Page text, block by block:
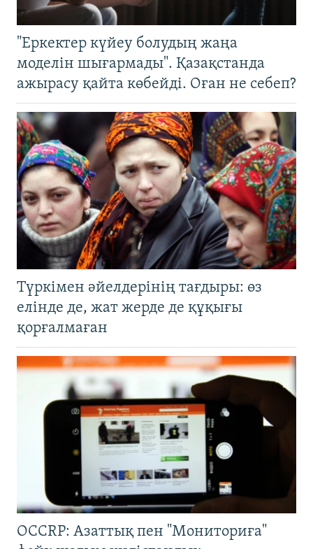
"Еркектер күйеу болудың жаңа
моделін шығармады". Қазақстанда
ажырасу қайта көбейді. Оған не себеп?
Түркімен әйелдерінің тағдыры: өз
елінде де, жат жерде де құқығы
қорғалмаған
OCCRP: Азаттық пен "Мониториға"